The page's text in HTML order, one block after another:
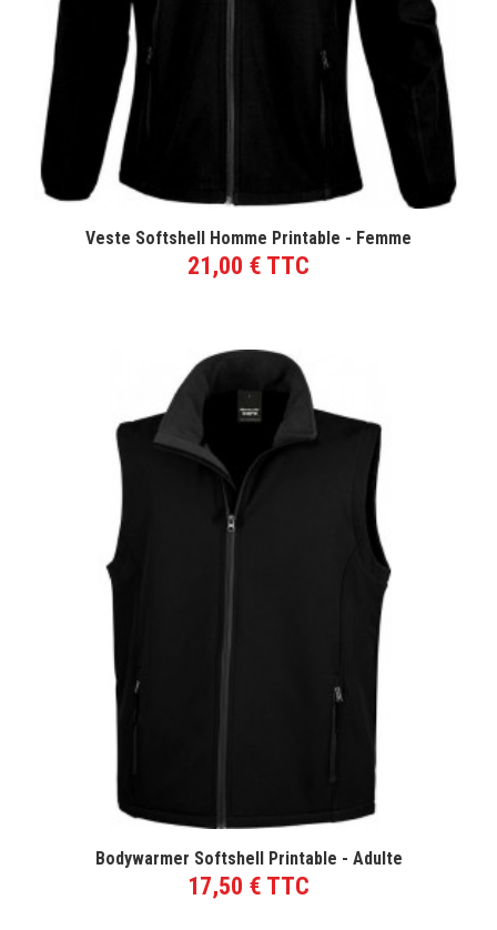
Veste Softshell Homme Printable - Femme
21,00 € TTC
Bodywarmer Softshell Printable - Adulte
17,50 € TTC